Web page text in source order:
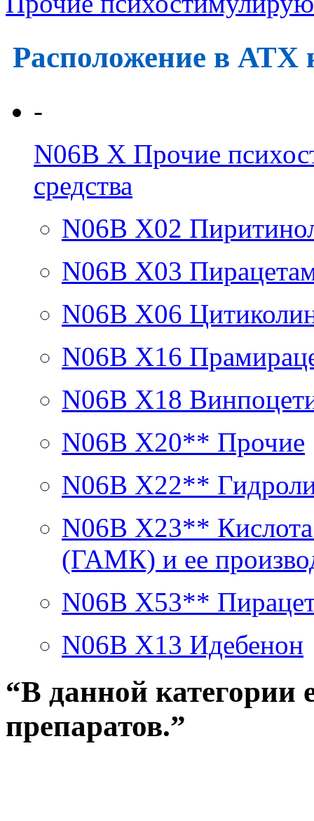
Расположение в АТХ
-
N06B X Прочие
средства
N06B X02
N06B X03
N06B X06
N06B X16
N06B X18
N06B X20** Прочие
N06B X22**
N06B X23**
(ГАМК) и ее
N06B X53**
N06B X13 Идебенон
“В данной категории
препаратов.”